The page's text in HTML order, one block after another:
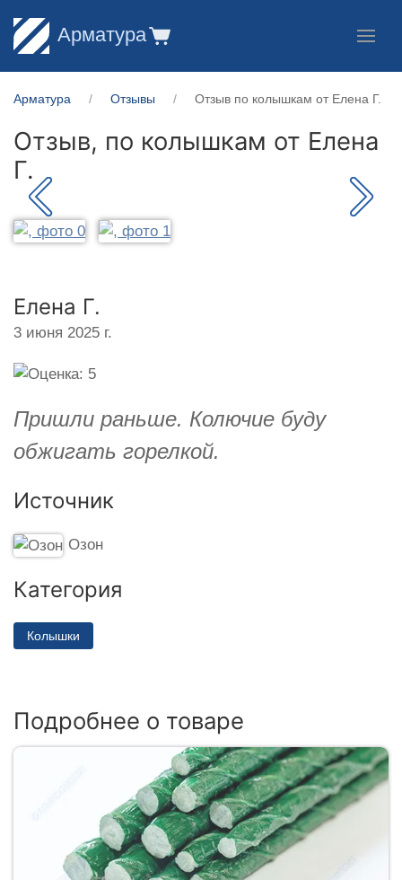
Арматура
Арматура Отзывы Отзыв по колышкам от Елена Г.
Отзыв, по колышкам от Елена
Г.
Елена Г.
3 июня 2025 г.
Пришли раньше. Колючие буду
обжигать горелкой.
Источник
Озон
Категория
Колышки
Подробнее о товаре